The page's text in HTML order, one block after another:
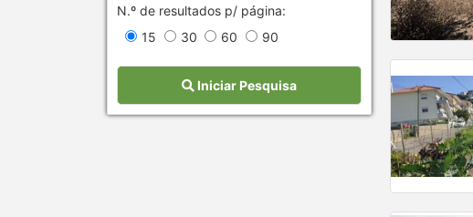
N.º de resultados p/ página:
15
30 60 90
Iniciar Pesquisa